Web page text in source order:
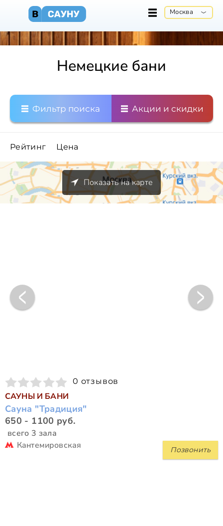
Москва
Немецкие бани
Фильтр поиска Акции и скидки
Рейтинг Цена
Показать на карте
0 отзывов
САУНЫ И БАНИ
Сауна "Традиция"
650 - 1100 руб.
всего 3 зала
Позвонить
Кантемировская